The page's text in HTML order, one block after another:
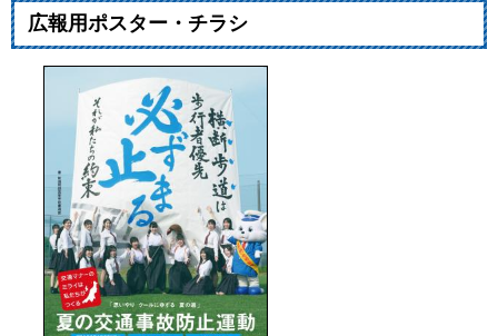
広報用ポスター・チラシ